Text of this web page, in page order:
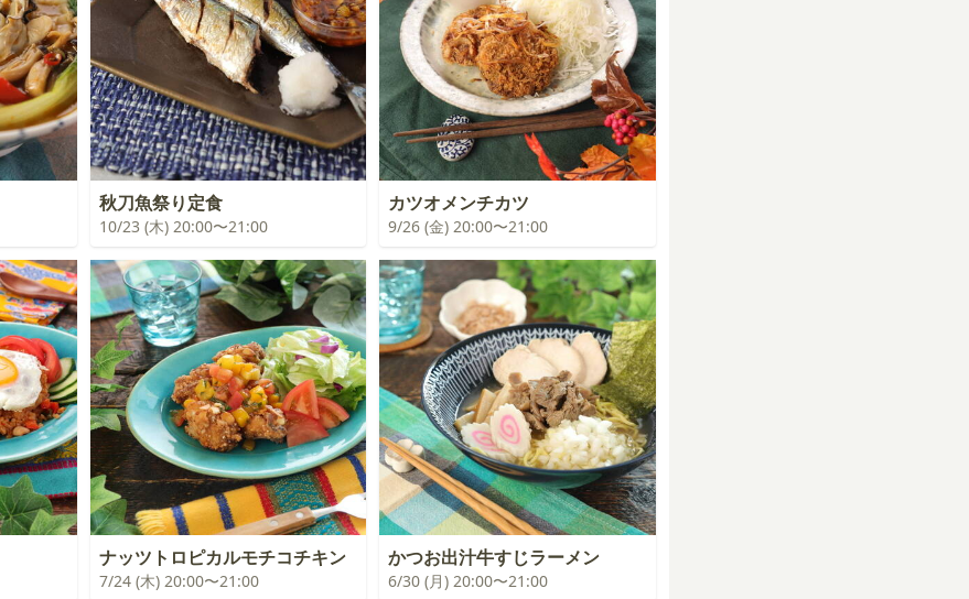
秋刀魚祭り定食
10/23 (木) 20:00〜21:00
カツオメンチカツ
9/26 (金) 20:00〜21:00
ナッツトロピカルモチコチキン
7/24 (木) 20:00〜21:00
かつお出汁牛すじラーメン
6/30 (月) 20:00〜21:00